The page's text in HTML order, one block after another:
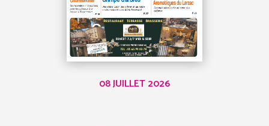
08 JUILLET 2026